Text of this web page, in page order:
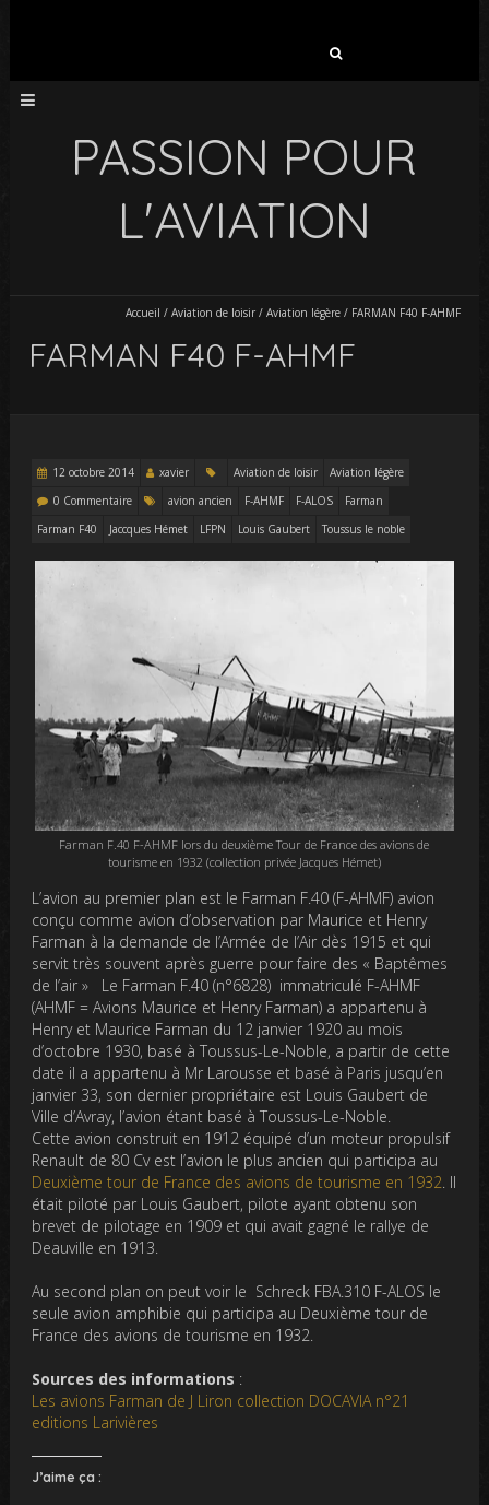
PASSION POUR
L'AVIATION
Accueil / Aviation de loisir/ Aviation légère/ FARMAN F40 F-AHMF
FARMAN F40 F-AHMF
12 octobre 2014 xavier Aviation de loisir
Aviation légère
0 Commentaire
avion ancien F-AHMF F-ALOS
Farman
Farman F40
Jaccques Hémet LFPN Louis Gaubert Toussus le noble
Farman F.40 F-AHMF lors du deuxième Tour de France des avions de
tourisme en 1932 (collection privée Jacques Hémet)
L’avion au premier plan est le Farman F.40 (F-AHMF) avion
conçu comme avion d’observation par Maurice et Henry
Farman à la demande de l’Armée de l’Air dès 1915 et qui
servit très souvent après guerre pour faire des « Baptêmes
de l’air » Le Farman F.40 (n°6828) immatriculé F-AHMF
(AHMF = Avions Maurice et Henry Farman) a appartenu à
Henry et Maurice Farman du 12 janvier 1920 au mois
d’octobre 1930, basé à Toussus-Le-Noble, a partir de cette
date il a appartenu à Mr Larousse et basé à Paris jusqu’en
janvier 33, son dernier propriétaire est Louis Gaubert de
Ville d’Avray, l’avion étant basé à Toussus-Le-Noble.
Cette avion construit en 1912 équipé d’un moteur propulsif
Renault de 80 Cv est l’avion le plus ancien qui participa au
Deuxième tour de France des avions de tourisme en 1932. Il
était piloté par Louis Gaubert, pilote ayant obtenu son
brevet de pilotage en 1909 et qui avait gagné le rallye de
Deauville en 1913.
Au second plan on peut voir le Schreck FBA.310 F-ALOS le
seule avion amphibie qui participa au Deuxième tour de
France des avions de tourisme en 1932.
Sources des informations :
Les avions Farman de J Liron collection DOCAVIA n°21
editions Larivières
J’aime ça :